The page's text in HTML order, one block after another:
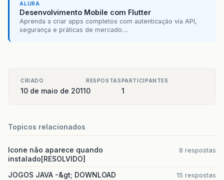
ALURA
Desenvolvimento Mobile com Flutter
Aprenda a criar apps completos com autenticação via API,
segurança e práticas de mercado....
CRIADO
10 de maio de 2011
RESPOSTAS
0
PARTICIPANTES
1
Topicos relacionados
Icone não aparece quando
instalado[RESOLVIDO]
8 respostas
JOGOS JAVA -&gt; DOWNLOAD 15 respostas